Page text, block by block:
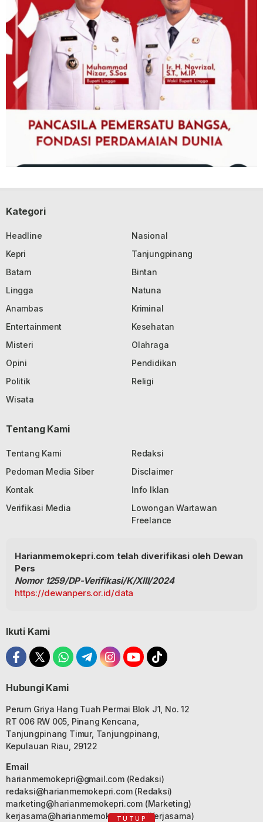
Kategori
Headline
Nasional
Kepri
Tanjungpinang
Batam
Bintan
Lingga
Natuna
Anambas
Kriminal
Entertainment
Kesehatan
Misteri
Olahraga
Opini
Pendidikan
Politik
Religi
Wisata
Tentang Kami
Tentang Kami
Redaksi
Pedoman Media Siber
Disclaimer
Kontak
Info Iklan
Verifikasi Media
Lowongan Wartawan
Freelance
Harianmemokepri.com telah diverifikasi oleh Dewan
Pers
Nomor 1259/DP-Verifikasi/K/XIII/2024
https://dewanpers.or.id/data
Ikuti Kami
Hubungi Kami
Perum Griya Hang Tuah Permai Blok J1, No. 12
RT 006 RW 005, Pinang Kencana,
Tanjungpinang Timur, Tanjungpinang,
Kepulauan Riau, 29122
Email
harianmemokepri@gmail.com(Redaksi)
redaksi@harianmemokepri.com(Redaksi)
marketing@harianmemokepri.com(Marketing)
kerjasama@harianmemokepri.com(Kerjasama)
TUTUP